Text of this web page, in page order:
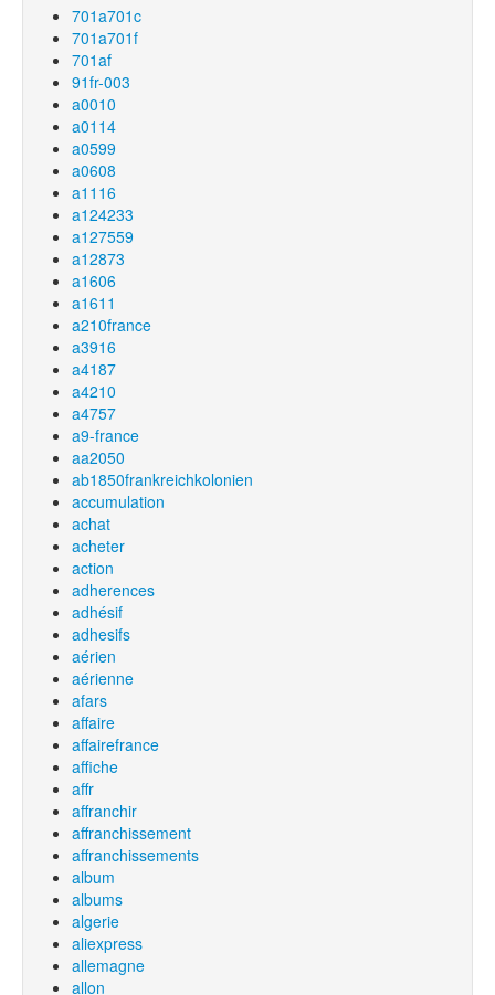
701a701c
701a701f
701af
91fr-003
a0010
a0114
a0599
a0608
a1116
a124233
a127559
a12873
a1606
a1611
a210france
a3916
a4187
a4210
a4757
a9-france
aa2050
ab1850frankreichkolonien
accumulation
achat
acheter
action
adherences
adhésif
adhesifs
aérien
aérienne
afars
affaire
affairefrance
affiche
affr
affranchir
affranchissement
affranchissements
album
albums
algerie
aliexpress
allemagne
allon